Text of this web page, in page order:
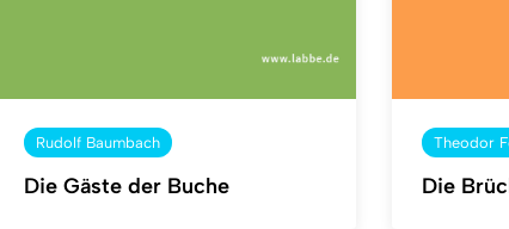
Rudolf Baumbach
Die Gäste der Buche
Theodor
Die